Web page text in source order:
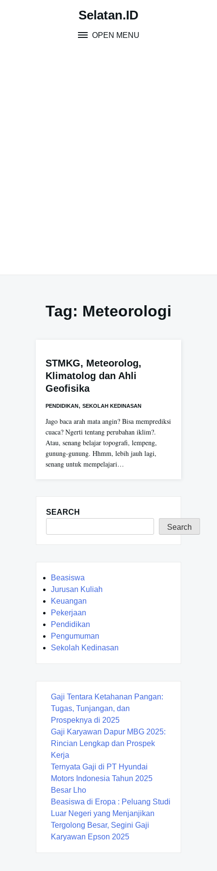
Selatan.ID
OPEN MENU
Tag: Meteorologi
STMKG, Meteorolog,
Klimatolog dan Ahli
Geofisika
PENDIDIKAN, SEKOLAH KEDINASAN
Jago baca arah mata angin? Bisa memprediksi
cuaca? Ngerti tentang perubahan iklim?.
Atau, senang belajar topografi, lempeng,
gunung-gunung. Hhmm, lebih jauh lagi,
senang untuk mempelajari…
SEARCH
Search
Beasiswa
Jurusan Kuliah
Keuangan
Pekerjaan
Pendidikan
Pengumuman
Sekolah Kedinasan
Gaji Tentara Ketahanan Pangan:
Tugas, Tunjangan, dan
Prospeknya di 2025
Gaji Karyawan Dapur MBG 2025:
Rincian Lengkap dan Prospek
Kerja
Ternyata Gaji di PT Hyundai
Motors Indonesia Tahun 2025
Besar Lho
Beasiswa di Eropa : Peluang Studi
Luar Negeri yang Menjanjikan
Tergolong Besar, Segini Gaji
Karyawan Epson 2025